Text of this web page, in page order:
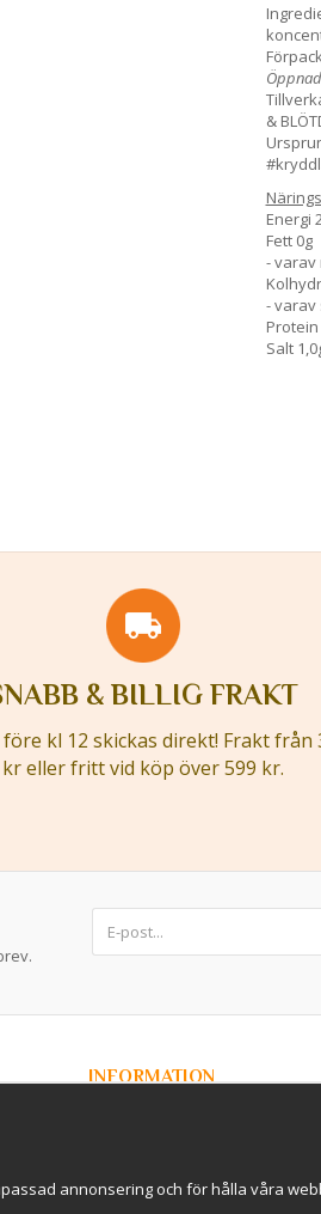
&
Energi
Fett 0g
- varav
- varav
Protein
Salt
& BILLIG FRAKT
kl 12 skickas direkt! Frakt från
kr eller fritt vid köp över 599 kr.
INFORMATION
International Shipping
annonsering och för hålla våra